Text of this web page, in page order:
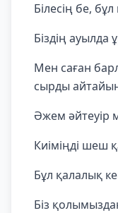
Білесің бе,
Біздің ауылда
Мен саған
сырды
Әжем әйтеуір
Киіміңді шеш
Бұл қалалық
Біз